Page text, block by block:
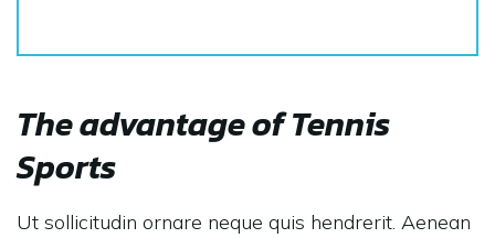
The advantage of Tennis
Sports
Ut sollicitudin ornare neque quis hendrerit. Aenean